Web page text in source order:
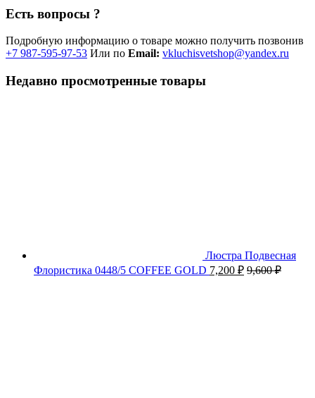
Есть вопросы ?
Подробную информацию о товаре можно получить позвонив
+7 987-595-97-53 Или по Email: vkluchisvetshop@yandex.ru
Недавно просмотренные товары
Люстра Подвесная
Флористика 0448/5 COFFEE GOLD 7,200 ₽ 9,600₽